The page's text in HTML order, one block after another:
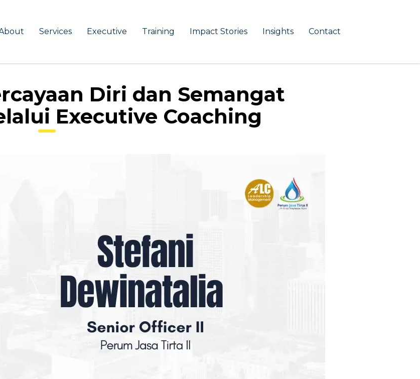
Services Executive Training Impact Stories Insights Contact
Diri dan Semangat
Executive Coaching